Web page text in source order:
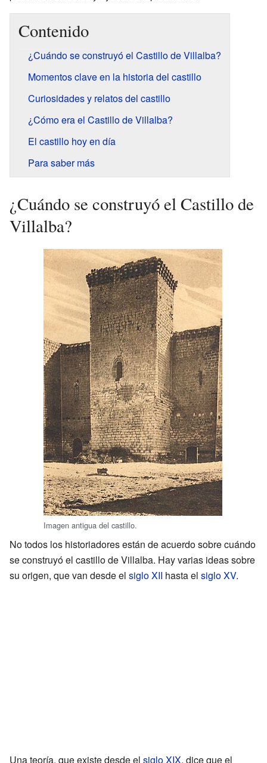
Contenido
¿Cuándo se construyó el Castillo de Villalba?
Momentos clave en la historia del castillo
Curiosidades y relatos del castillo
¿Cómo era el Castillo de Villalba?
El castillo hoy en día
Para saber más
¿Cuándo se construyó el Castillo de
Villalba?
Imagen antigua del castillo.
No todos los historiadores están de acuerdo sobre cuándo
se construyó el castillo de Villalba. Hay varias ideas sobre
su origen, que van desde el siglo XII hasta el siglo XV.
Una teoría, que existe desde el siglo XIX, dice que el